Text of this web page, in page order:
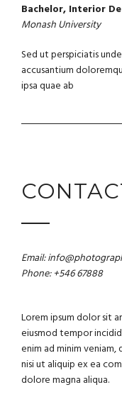
Bachelor, Interior
Monash University
Sed ut perspiciatis
accusantium
ipsa quae ab
Email:
Phone: +546 67888
Lorem ipsum dolor sit
eiusmod tempor
enim ad minim
nisi ut aliquip ex ea
dolore magna aliqua.